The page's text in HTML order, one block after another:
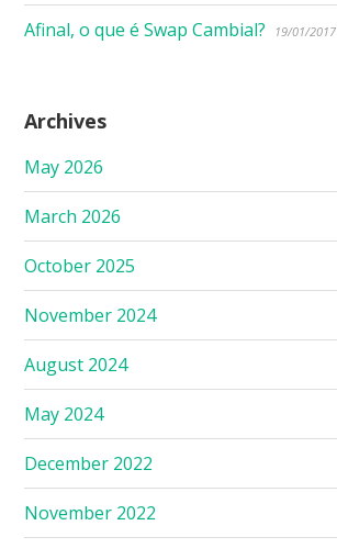
Afinal, o que é Swap Cambial? 19/01/2017
Archives
May 2026
March 2026
October 2025
November 2024
August 2024
May 2024
December 2022
November 2022